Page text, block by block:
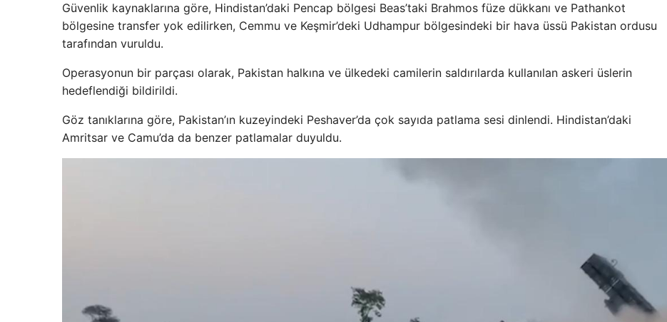
Güvenlik kaynaklarına göre, Hindistan’daki Pencap bölgesi Beas’taki Brahmos füze dükkanı ve Pathankot
bölgesine transfer yok edilirken, Cemmu ve Keşmir’deki Udhampur bölgesindeki bir hava üssü Pakistan ordusu
tarafından vuruldu.
Operasyonun bir parçası olarak, Pakistan halkına ve ülkedeki camilerin saldırılarda kullanılan askeri üslerin
hedeflendiği bildirildi.
Göz tanıklarına göre, Pakistan’ın kuzeyindeki Peshaver’da çok sayıda patlama sesi dinlendi. Hindistan’daki
Amritsar ve Camu’da da benzer patlamalar duyuldu.